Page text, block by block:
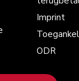
Imprint
ODR